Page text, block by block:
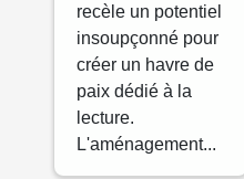
optimisation
de l'espace
et confort
recèle un potentiel
insoupçonné pour
créer un havre de
paix dédié à la
lecture.
L'aménagement...